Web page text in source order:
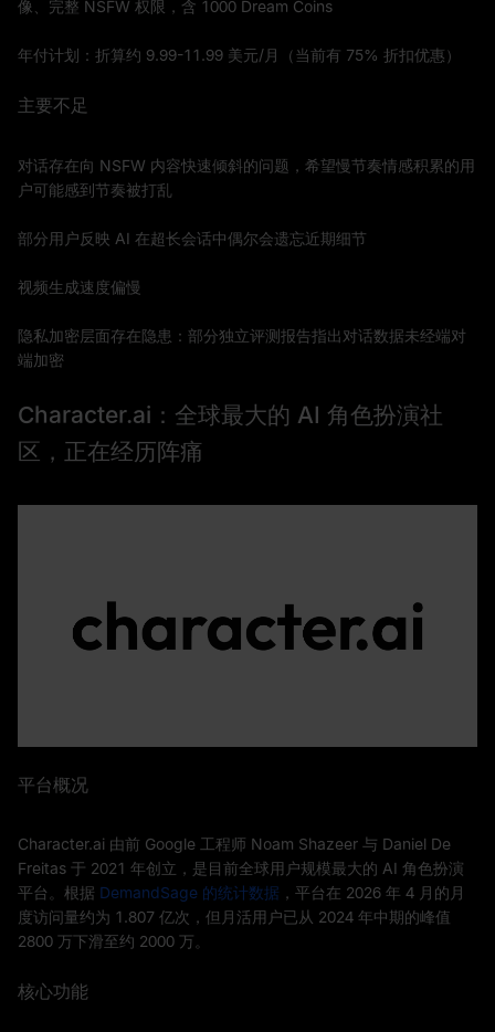
像、完整 NSFW 权限，含 1000 Dream Coins
年付计划：折算约 9.99-11.99 美元/月（当前有 75% 折扣优惠）
主要不足
对话存在向 NSFW 内容快速倾斜的问题，希望慢节奏情感积累的用
户可能感到节奏被打乱
部分用户反映 AI 在超长会话中偶尔会遗忘近期细节
视频生成速度偏慢
隐私加密层面存在隐患：部分独立评测报告指出对话数据未经端对
端加密
Character.ai：全球最大的 AI 角色扮演社
区，正在经历阵痛
平台概况
Character.ai 由前 Google 工程师 Noam Shazeer 与 Daniel De
Freitas 于 2021 年创立，是目前全球用户规模最大的 AI 角色扮演
平台。根据 DemandSage 的统计数据 ，平台在 2026 年 4 月的月
度访问量约为 1.807 亿次，但月活用户已从 2024 年中期的峰值
2800 万下滑至约 2000 万。
核心功能